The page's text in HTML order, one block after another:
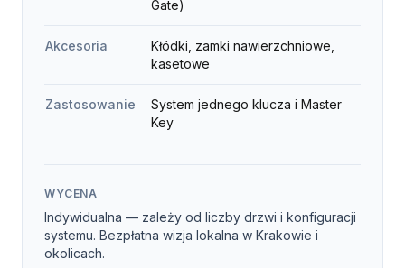
Gate)
Akcesoria
Kłódki, zamki nawierzchniowe,
kasetowe
Zastosowanie
System jednego klucza i Master
Key
WYCENA
Indywidualna — zależy od liczby drzwi i konfiguracji
systemu. Bezpłatna wizja lokalna w Krakowie i
okolicach.